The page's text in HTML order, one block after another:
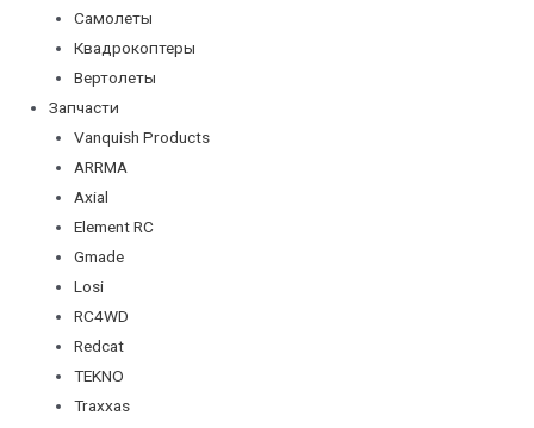
Самолеты
Квадрокоптеры
Вертолеты
Запчасти
Vanquish Products
ARRMA
Axial
Element RC
Gmade
Losi
RC4WD
Redcat
TEKNO
Traxxas